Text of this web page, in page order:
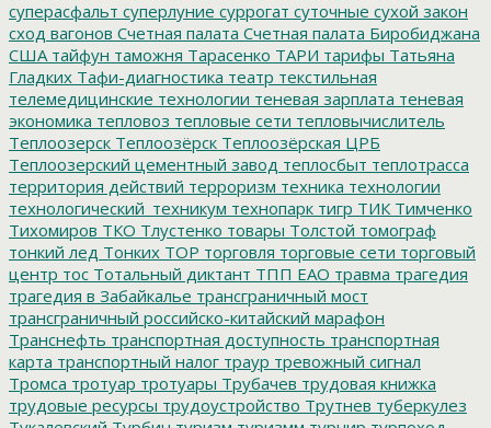
суперасфальт суперлуние суррогат суточные сухой закон
сход вагонов Счетная палата Счетная палата Биробиджана
США тайфун таможня Тарасенко ТАРИ тарифы Татьяна
Гладких Тафи-диагностика театр текстильная
телемедицинские технологии теневая зарплата теневая
экономика тепловоз тепловые сети тепловычислитель
Теплоозерск Теплоозёрск Теплоозёрская ЦРБ
Теплоозерский цементный завод теплосбыт теплотрасса
территория действий терроризм техника технологии
технологический_техникум технопарк тигр ТИК Тимченко
Тихомиров ТКО Тлустенко товары Толстой томограф
тонкий лед Тонких ТОР торговля торговые сети торговый
центр тос Тотальный диктант ТПП ЕАО травма трагедия
трагедия в Забайкалье трансграничный мост
трансграничный российско-китайский марафон
Транснефть транспортная доступность транспортная
карта транспортный налог траур тревожный сигнал
Тромса тротуар тротуары Трубачев трудовая книжка
трудовые ресурсы трудоустройство Трутнев туберкулез